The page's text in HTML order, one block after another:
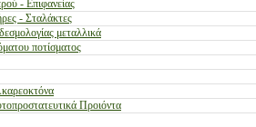
- Επιφανείας
- Σταλάκτες
μεταλλικά
ποτίσματος
Προιόντα